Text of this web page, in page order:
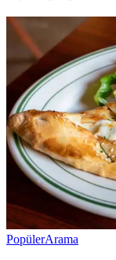
PopülerArama